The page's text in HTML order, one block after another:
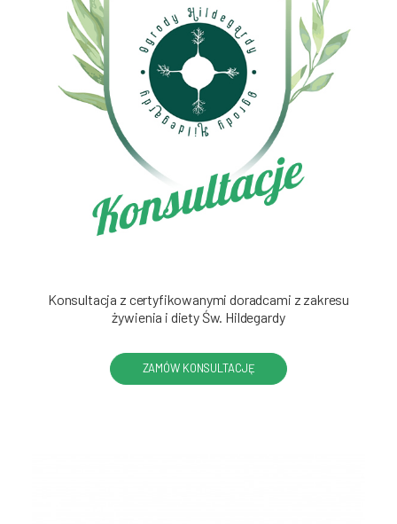
Konsultacja z certyfikowanymi doradcami z zakresu
żywienia i diety Św. Hildegardy
ZAMÓW KONSULTACJĘ